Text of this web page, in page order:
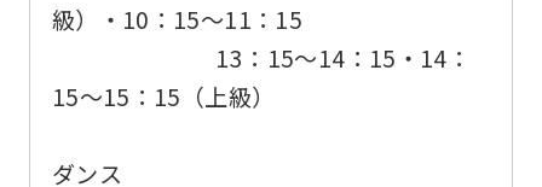
級）・10：15〜11：15
13：15〜14：15・14：
15〜15：15（上級）
ダンス
may
not